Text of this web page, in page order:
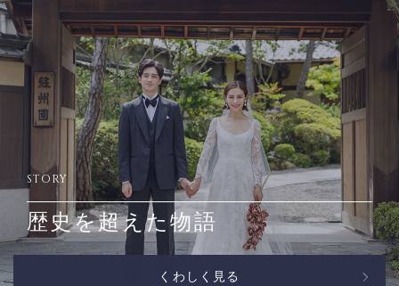
STORY
歴史を超えた物語
くわしく見る